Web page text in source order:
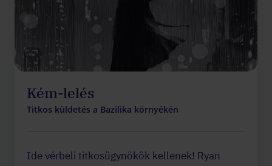
Kém-lelés
Titkos küldetés a Bazilika környékén
Ide vérbeli titkosügynökök kellenek! Ryan